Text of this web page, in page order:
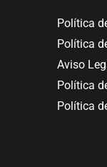
Política
Política
Aviso
Política
Política